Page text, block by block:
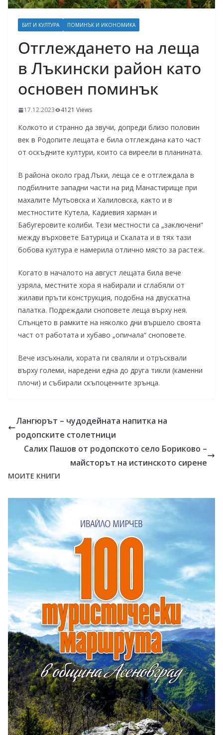
БИТ И КУЛТУРА ПОМИНЪК И ИКОНОМИКА
Отглеждането на леща
в Лъкински район като
основен поминък
17.12.2023 4121 Views
Колкото и странно да звучи, допреди близо половин
век в Родопите лещата е била отглеждана като част
от оскъдните култури, които са виреели в планината.
В района около град Лъки, леща се е отглеждала в
подбилните западни части на рид Манастирище при
махалите Мутьовска и Халиловска, както и в
местностите Кутела, Кадиевия харман и
Бабугеровите колиби. Тези местности са „заключени“
между върховете Батурица и Скалата и в тях тази
бобова култура е намерила отлично място за растеж.
Когато в началото на август лещата била вече
узряла, местните хора я набирали и сглабяли от
жилави пръти конструкция, подобна на двускатна
палатка. Подреждали сноповете леща върху нея.
Слънцето в рамките на няколко дни вършело своята
част от работата и хубаво „опичала“ сноповете.
Вече изсъхнали, хората ги сваляли и отръсквали
върху големи, наредени една до друга тикли (каменни
плочи) и събирали скъпоценните зрънца.
Лангюрът – чудодейната напитка на
родопските столетници
Салих Пашов от родопското село Бориково –
майсторът на истинското сирене
МОИТЕ КНИГИ